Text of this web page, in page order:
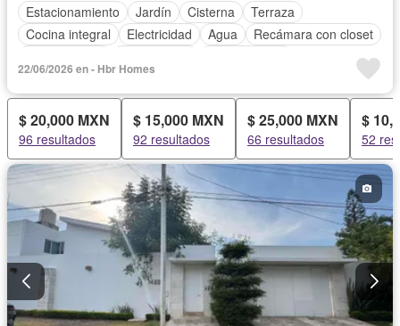
Estacionamiento
Jardín Cisterna
Terraza
Cocina integral
Electricidad Agua
Recámara con closet
Permite mascotas
Sin amueblar
22/06/2026 en - Hbr Homes
$ 20,000 MXN
96 resultados
$ 15,000 MXN
92 resultados
$ 25,000 MXN
66 resultados
$
52